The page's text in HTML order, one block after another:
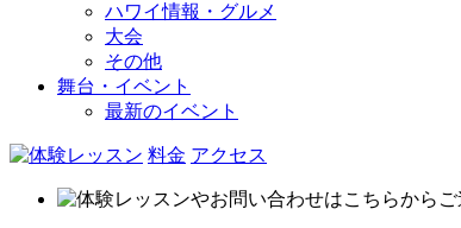
ハワイ情報・グルメ
大会
その他
舞台・イベント
最新のイベント
料金 アクセス